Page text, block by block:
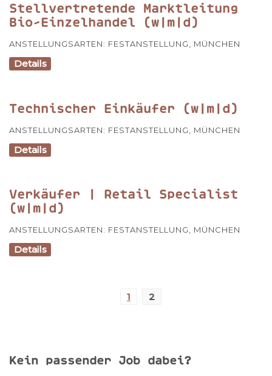
Stellvertretende Marktleitung
Bio-Einzelhandel (w|m|d)
ANSTELLUNGSARTEN: FESTANSTELLUNG, MÜNCHEN
Details
Technischer Einkäufer (w|m|d)
ANSTELLUNGSARTEN: FESTANSTELLUNG MÜNCHEN
Details
Verkäufer | Retail Specialist
(w|m|d)
ANSTELLUNGSARTEN: FESTANSTELLUNG, MÜNCHEN
Details
1 2
Kein passender Job dabei?